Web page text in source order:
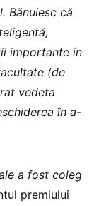
Bănuiesc că
importante în
(de
vedeta
în a-
a fost coleg
premiului